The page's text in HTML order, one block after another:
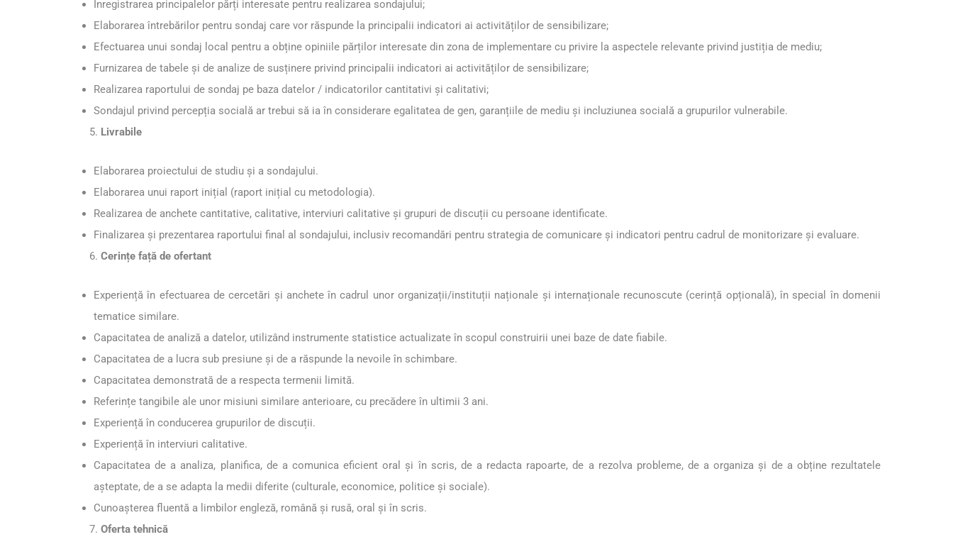
Înregistrarea principalelor părți interesate pentru realizarea sondajului;
Elaborarea întrebărilor pentru sondaj care vor răspunde la principalii indicatori ai activităților de sensibilizare;
Efectuarea unui sondaj local pentru a obține opiniile părților interesate din zona de implementare cu privire la aspectele relevante privind justiția de mediu;
Furnizarea de tabele și de analize de susținere privind principalii indicatori ai activităților de sensibilizare;
Realizarea raportului de sondaj pe baza datelor / indicatorilor cantitativi și calitativi;
Sondajul privind percepția socială ar trebui să ia în considerare egalitatea de gen, garanțiile de mediu și incluziunea socială a grupurilor vulnerabile.
Livrabile
Elaborarea proiectului de studiu și a sondajului.
Elaborarea unui raport inițial (raport inițial cu metodologia).
Realizarea de anchete cantitative, calitative, interviuri calitative și grupuri de discuții cu persoane identificate.
Finalizarea și prezentarea raportului final al sondajului, inclusiv recomandări pentru strategia de comunicare și indicatori pentru cadrul de monitorizare și evaluare.
Cerințe față de ofertant
Experiență în efectuarea de cercetări și anchete în cadrul unor organizații/instituții naționale și internaționale recunoscute (cerință opțională), în special în domenii
tematice similare.
Capacitatea de analiză a datelor, utilizând instrumente statistice actualizate în scopul construirii unei baze de date fiabile.
Capacitatea de a lucra sub presiune și de a răspunde la nevoile în schimbare.
Capacitatea demonstrată de a respecta termenii limită.
Referințe tangibile ale unor misiuni similare anterioare, cu precădere în ultimii 3 ani.
Experiență în conducerea grupurilor de discuții.
Experiență în interviuri calitative.
Capacitatea de a analiza, planifica, de a comunica eficient oral și în scris, de a redacta rapoarte, de a rezolva probleme, de a organiza și de a obține rezultatele
așteptate, de a se adapta la medii diferite (culturale, economice, politice și sociale).
Cunoașterea fluentă a limbilor engleză, română și rusă, oral și în scris.
Oferta tehnică